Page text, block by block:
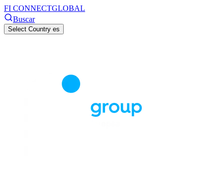
FI CONNECTGLOBAL
Buscar
Select Country es